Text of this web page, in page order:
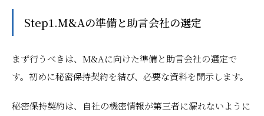
Step1.M&Aの準備と助言会社の選定
まず行うべきは、M&Aに向けた準備と助言会社の選定で
す。初めに秘密保持契約を結び、必要な資料を開示します。
秘密保持契約は、自社の機密情報が第三者に漏れないように